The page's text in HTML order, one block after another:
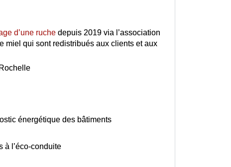
d’une ruche depuis 2019 via l’association
miel qui sont redistribués aux clients et aux
énergétique des bâtiments
à l’éco-conduite